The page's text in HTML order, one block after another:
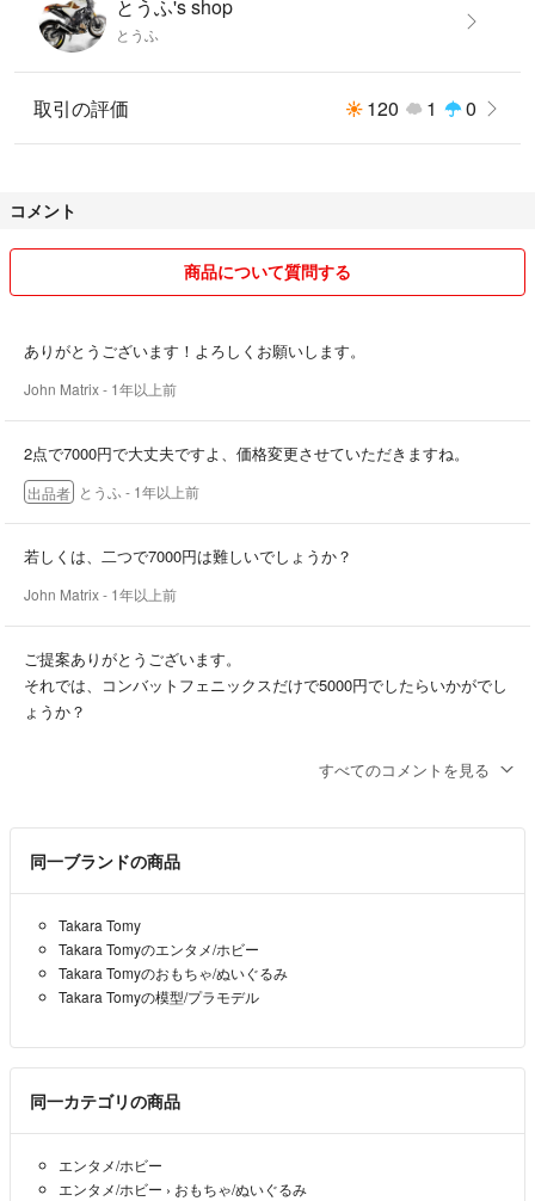
とうふ's shop
とうふ
取引の評価 120 1 0
コメント
商品について質問する
ありがとうございます！よろしくお願いします。
John Matrix- 1年以上前
2点で7000円で大丈夫ですよ、価格変更させていただきますね。
出品者 とうふ - 1年以上前
若しくは、二つで7000円は難しいでしょうか？
John Matrix- 1年以上前
ご提案ありがとうございます。
それでは、コンバットフェニックスだけで5000円でしたらいかがでし
ょうか？
出品者 とうふ- 1年以上前
お返事ありがとうございます。コンバットフェニックスとノーチラス
ポセイドンをお願いできればと思います。
John Matrix- 1年以上前
コメントありがとうございます。
ちなみにどちらが必要ですか？
出品者 とうふ- 1年以上前
コメント恐れ入ります。こちらバラ売りは可能でございますか？
すべてのコメントを見る
同一ブランドの商品
Takara Tomy
Takara Tomyのエンタメ/ホビー
Takara Tomyのおもちゃ/ぬいぐるみ
Takara Tomyの模型/プラモデル
同一カテゴリの商品
エンタメ/ホビー
エンタメ/ホビー › おもちゃ/ぬいぐるみ